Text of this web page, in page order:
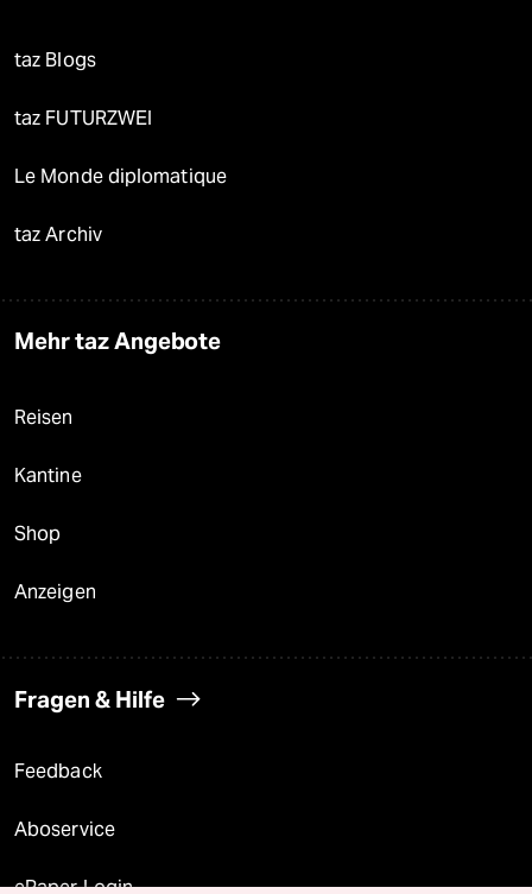
taz Blogs
taz FUTURZWEI
Le Monde diplomatique
taz Archiv
Mehr taz Angebote
Reisen
Kantine
Shop
Anzeigen
Fragen & Hilfe
Feedback
Aboservice
ePaper Login